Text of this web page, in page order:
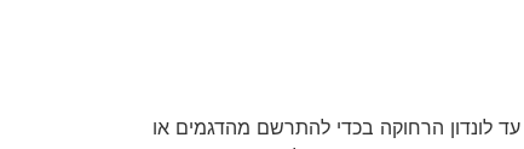
לונדון הרחוקה בכדי להתרשם מהדגמים או